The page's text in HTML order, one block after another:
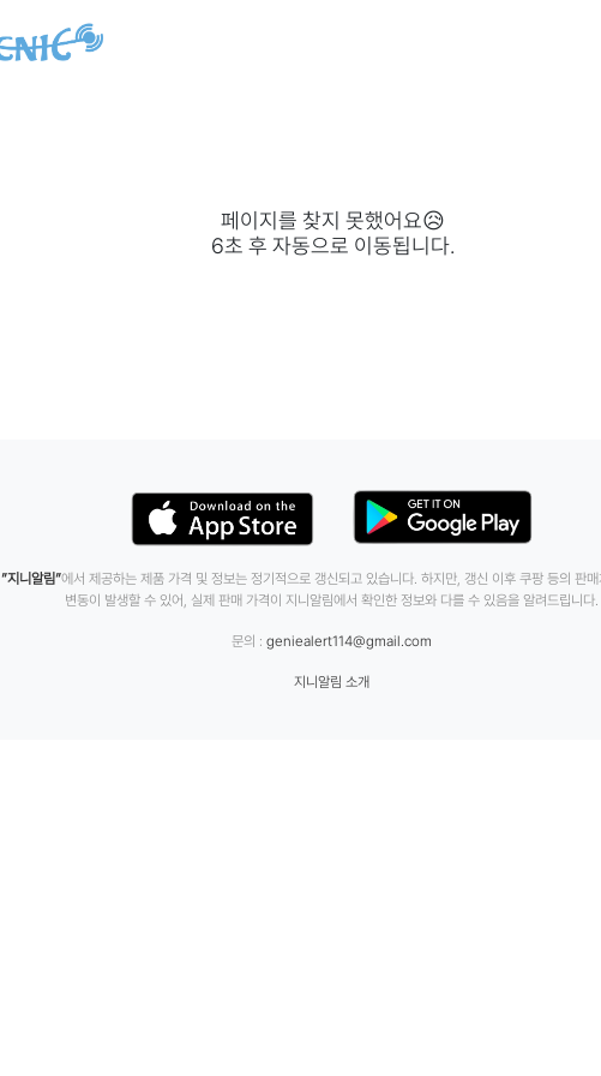
페이지를 찾지 못했어요😥
6초 후 자동으로 이동됩니다.
”지니알림”에서 제공하는 제품 가격 및 정보는 정기적으로 갱신되고 있습니다. 하지만, 갱신 이후 쿠팡 등의 판
변동이 발생할 수 있어, 실제 판매 가격이 지니알림에서 확인한 정보와 다를 수 있음을 알려드립니다.
문의 :geniealert114@gmail.com
지니알림 소개